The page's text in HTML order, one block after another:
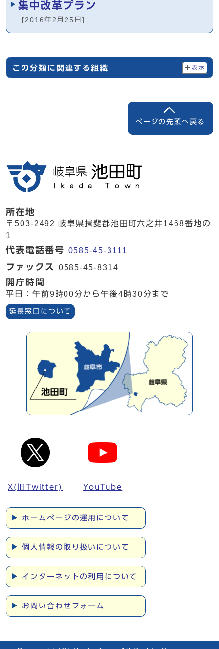
集中改革プラン
[2016年2月25日]
この分類に関連する組織 表示
ページの先頭へ戻る
所在地
〒503-2492 岐阜県揖斐郡池田町六之井1468番地の
1
代表電話番号 0585-45-3111
ファックス 0585-45-8314
開庁時間
平日：午前9時00分から午後4時30分まで
延長窓口について
X(旧Twitter) YouTube
ホームページの運用について
個人情報の取り扱いについて
インターネットの利用について
お問い合わせフォーム